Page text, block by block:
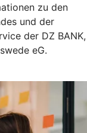
zu den
und der
der DZ BANK,
eG.